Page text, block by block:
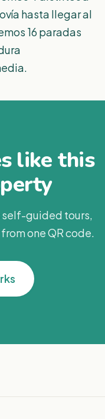
hasta llegar al
16 paradas
like this
self-guided tours,
one QR code.